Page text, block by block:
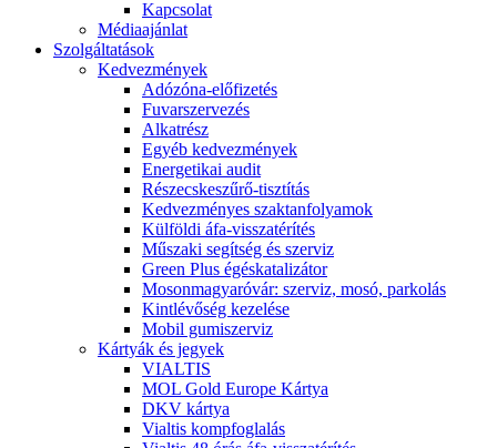
Kapcsolat
Médiaajánlat
Szolgáltatások
Kedvezmények
Adózóna-előfizetés
Fuvarszervezés
Alkatrész
Egyéb kedvezmények
Energetikai audit
Részecskeszűrő-tisztítás
Kedvezményes szaktanfolyamok
Külföldi áfa-visszatérítés
Műszaki segítség és szerviz
Green Plus égéskatalizátor
Mosonmagyaróvár: szerviz, mosó, parkolás
Kintlévőség kezelése
Mobil gumiszerviz
Kártyák és jegyek
VIALTIS
MOL Gold Europe Kártya
DKV kártya
Vialtis kompfoglalás